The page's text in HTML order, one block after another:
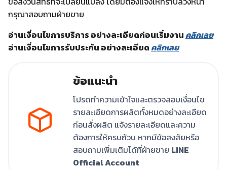
กรุณาสอบถามฝ่ายขาย
อ่านเงื่อนไขการบริการ อย่างละเอียดก่อนเริ่มงานคลิกเลย
อ่านเงื่อนไขการรับประกัน อย่างละเอียดคลิกเลย
ข้อแนะนำ
โปรดทำความเข้าใจและตรวจสอบเงื่อนไข
รายละเอียดการผลิตทั้งหมดอย่างละเอียด
ก่อนสั่งผลิต แจ้งรายละเอียดและความ
ต้องการให้ครบถ้วน หากมีข้อสงสัยหรือ
สอบถามเพิ่มเติมได้ที่ฝ่ายขาย LINE
Official Account